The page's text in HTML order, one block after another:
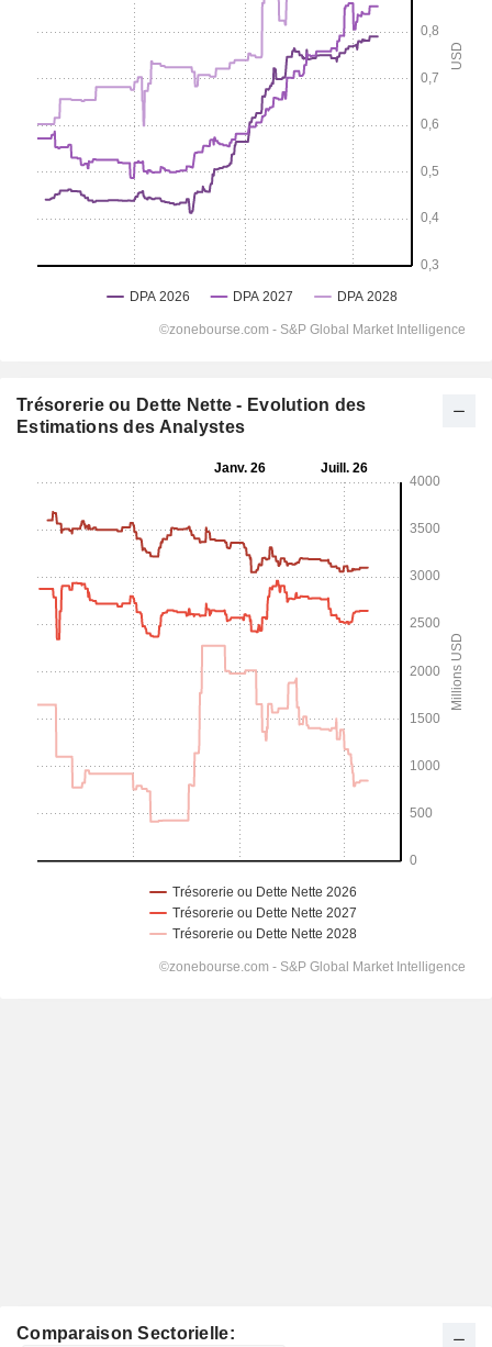
Trésorerie ou Dette Nette - Evolution des
Estimations des Analystes
Comparaison Sectorielle: